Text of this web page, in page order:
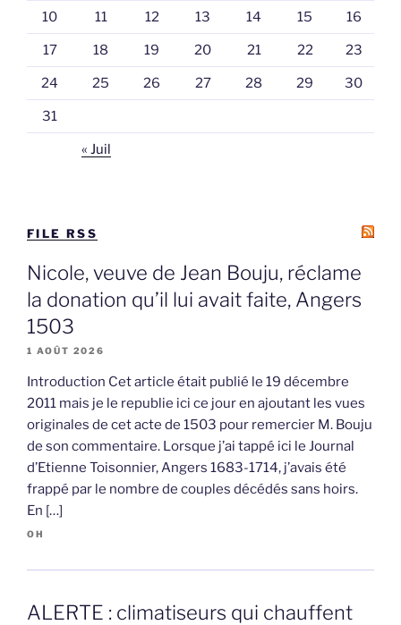
10 11 12 13 14 15 16
17 18 19 20 21 22 23
24 25 26 27 28 29 30
31
« Juil
FILE RSS
Nicole, veuve de Jean Bouju, réclame
la donation qu’il lui avait faite, Angers
1503
1 AOÛT 2026
Introduction Cet article était publié le 19 décembre
2011 mais je le republie ici ce jour en ajoutant les vues
originales de cet acte de 1503 pour remercier M. Bouju
de son commentaire. Lorsque j’ai tappé ici le Journal
d’Etienne Toisonnier, Angers 1683-1714, j’avais été
frappé par le nombre de couples décédés sans hoirs.
En […]
OH
ALERTE : climatiseurs qui chauffent